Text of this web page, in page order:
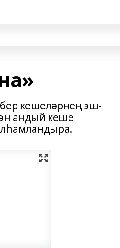
кешеләрнең эш-
андый кеше